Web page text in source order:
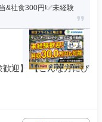
&社食300円!✅未経験
迎】 【こんな方にぴ